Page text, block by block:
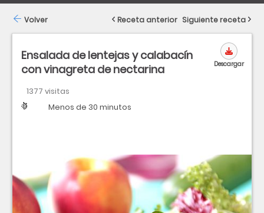
Ensalada de lentejas y calabacín
con vinagreta de nectarina
1377 visitas
Dificultad
Tiempo Menos de 30 minutos
Descargar
Volver Receta anterior Siguiente receta